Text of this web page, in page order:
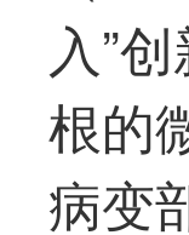
入”
根的
病变